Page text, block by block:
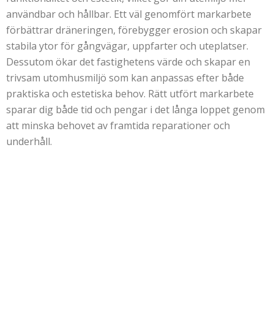
användbar och hållbar. Ett väl genomfört markarbete
förbättrar dräneringen, förebygger erosion och skapar
stabila ytor för gångvägar, uppfarter och uteplatser.
Dessutom ökar det fastighetens värde och skapar en
trivsam utomhusmiljö som kan anpassas efter både
praktiska och estetiska behov. Rätt utfört markarbete
sparar dig både tid och pengar i det långa loppet genom
att minska behovet av framtida reparationer och
underhåll.